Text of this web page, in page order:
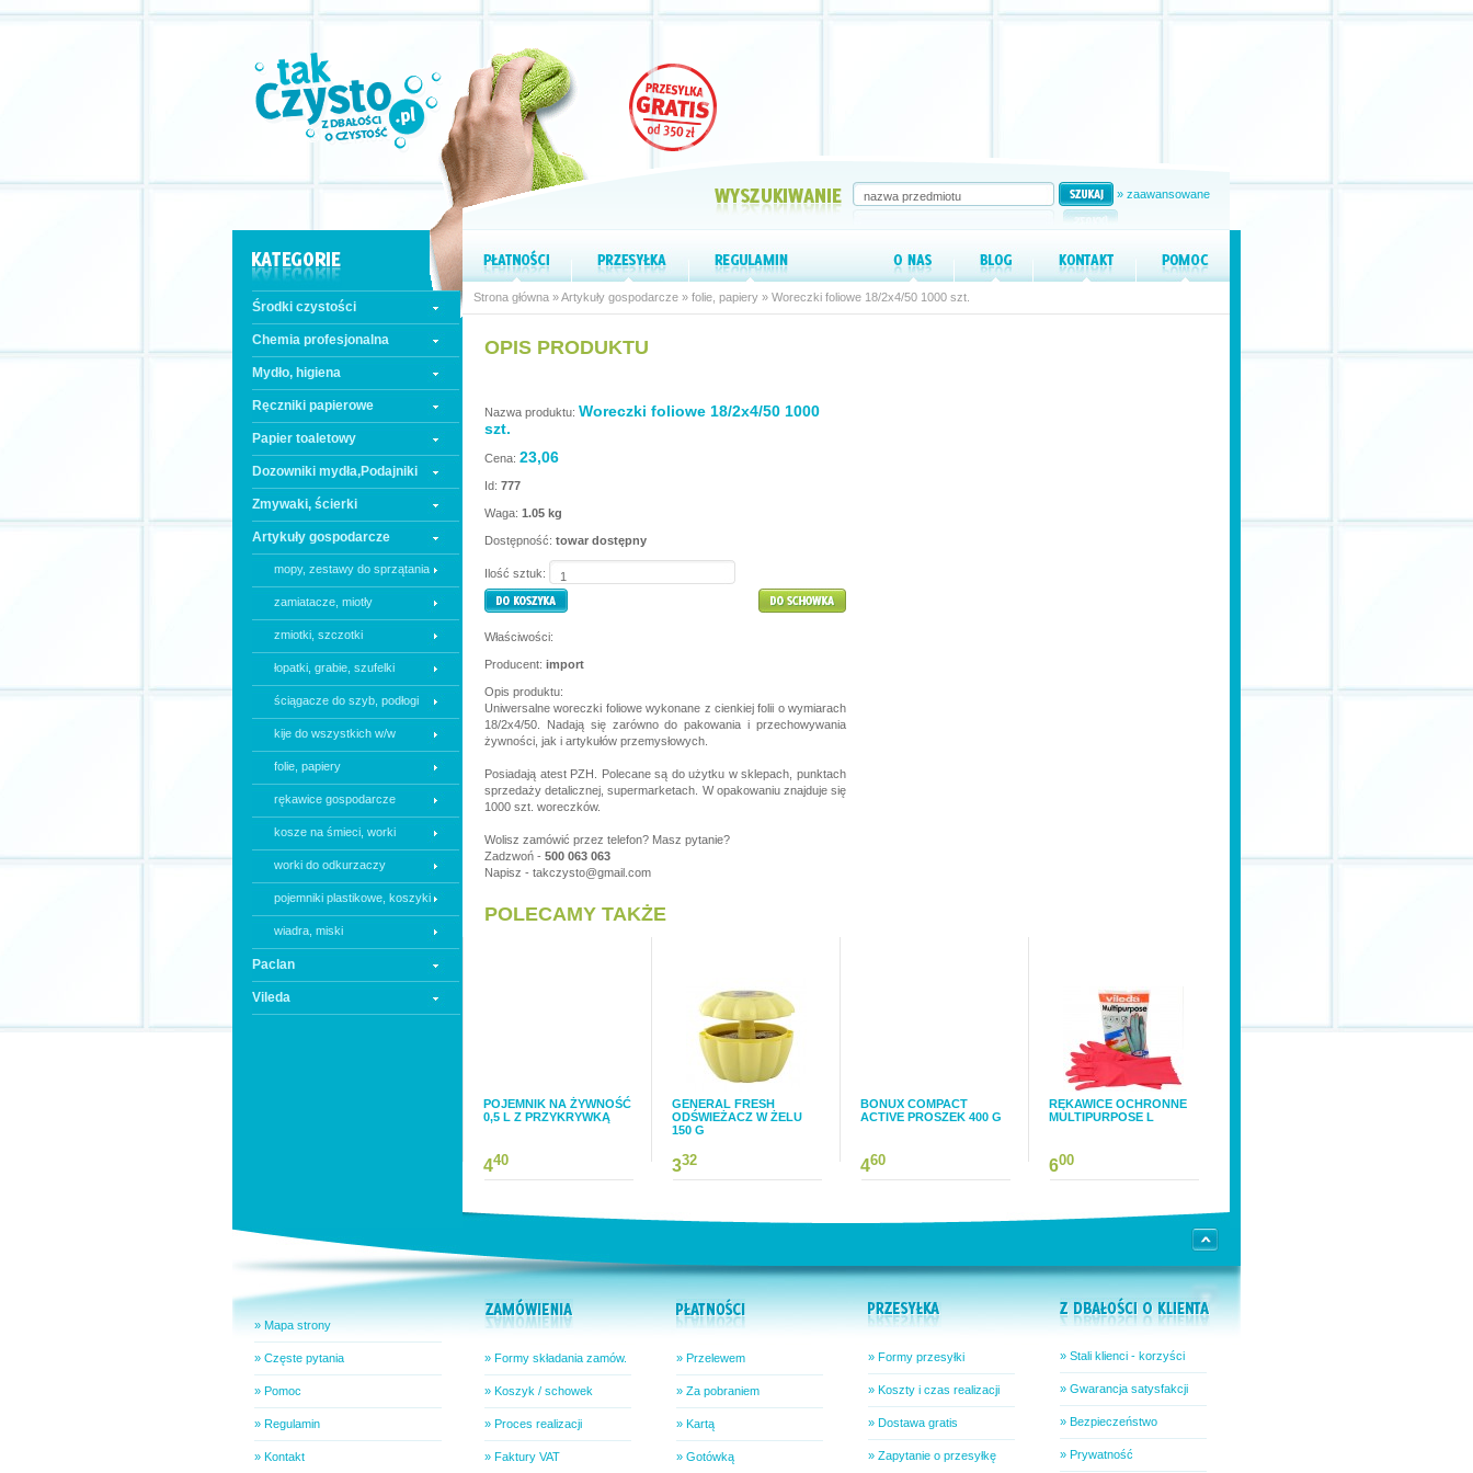
» zaawansowane
Środki czystości
Chemia profesjonalna
Mydło, higiena
Ręczniki papierowe
Papier toaletowy
Dozowniki mydła,Podajniki
Zmywaki, ścierki
Artykuły gospodarcze
mopy, zestawy do sprzątania
zamiatacze, miotły
zmiotki, szczotki
łopatki, grabie, szufelki
ściągacze do szyb, podłogi
kije do wszystkich w/w
folie, papiery
rękawice gospodarcze
kosze na śmieci, worki
worki do odkurzaczy
pojemniki plastikowe, koszyki
wiadra, miski
Paclan
Vileda
Strona główna »Artykuły gospodarcze » folie, papiery » Woreczki foliowe 18/2x4/50 1000 szt.
OPIS PRODUKTU
Nazwa produktu: Woreczki foliowe 18/2x4/50 1000
szt.
Cena: 23,06
Id: 777
Waga: 1.05 kg
Dostępność: towar dostępny
Ilość sztuk:
Właściwości:
Producent: import
Opis produktu:
Uniwersalne woreczki foliowe wykonane z cienkiej folii o wymiarach
18/2x4/50. Nadają się zarówno do pakowania i przechowywania
żywności, jak i artykułów przemysłowych.
Posiadają atest PZH. Polecane są do użytku w sklepach, punktach
sprzedaży detalicznej, supermarketach. W opakowaniu znajduje się
1000 szt. woreczków.
Wolisz zamówić przez telefon? Masz pytanie?
Zadzwoń - 500 063 063
Napisz - takczysto@gmail.com
POLECAMY TAKŻE
POJEMNIK NA ŻYWNOŚĆ
0,5 L Z PRZYKRYWKĄ
440
GENERAL FRESH
ODŚWIEŻACZ W ŻELU
150 G
332
BONUX COMPACT
ACTIVE PROSZEK 400 G
460
RĘKAWICE OCHRONNE
MULTIPURPOSE L
600
» Mapa strony
» Częste pytania
» Pomoc
» Regulamin
» Kontakt
» Formy składania zamów.
» Koszyk / schowek
» Proces realizacji
» Faktury VAT
» Przelewem
» Za pobraniem
» Kartą
» Gotówką
» Formy przesyłki
» Koszty i czas realizacji
» Dostawa gratis
» Zapytanie o przesyłkę
» Stali klienci - korzyści
» Gwarancja satysfakcji
» Bezpieczeństwo
» Prywatność